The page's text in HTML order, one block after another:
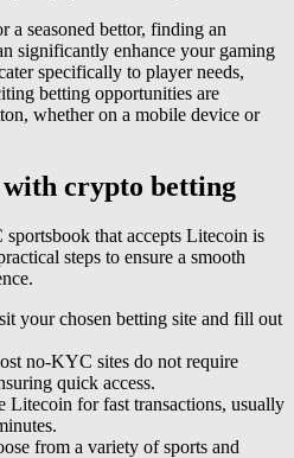
a seasoned bettor, finding an
significantly enhance your gaming
specifically to player needs,
betting opportunities are
whether on a mobile device or
crypto betting
that accepts Litecoin is
steps to ensure a smooth
your chosen betting site and fill out
no-KYC sites do not require
quick access.
Litecoin for fast transactions, usually
from a variety of sports and